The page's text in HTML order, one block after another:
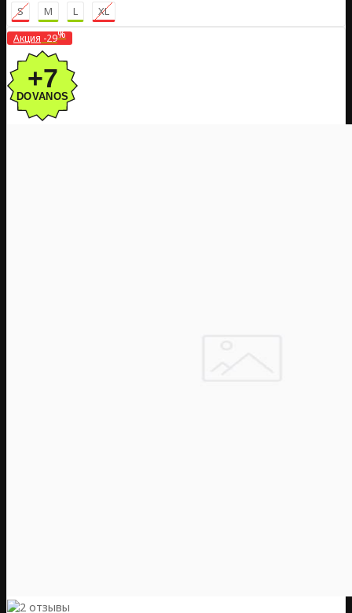
S M L XL
Акция -29%